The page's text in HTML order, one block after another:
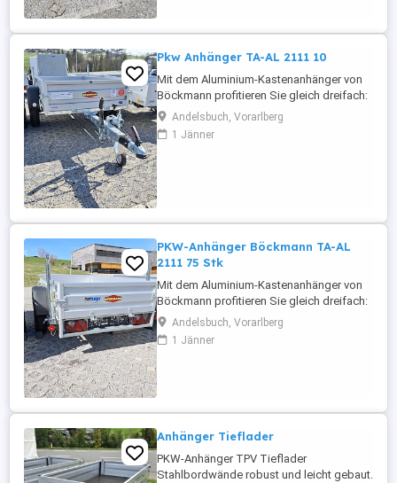
Pkw Anhänger TA-AL 2111 10
Mit dem Aluminium-Kastenanhänger von
Böckmann profitieren Sie gleich dreifach:
Erstens von den vielfältigen
Einsatzmöglichkeiten. Zweites von der
Böckmann Profi-Qualität. Und drittens von
Andelsbuch, Vorarlberg
1 Jänner
PKW-Anhänger Böckmann TA-AL
2111 75 Stk
Mit dem Aluminium-Kastenanhänger von
Böckmann profitieren Sie gleich dreifach:
erstens von den vielfältigen
Einsatzmöglichkeiten. Zweitens von der
Böckmann Profi-Qualität. Und drittens von
Andelsbuch, Vorarlberg
1 Jänner
Anhänger Tieflader
PKW-Anhänger TPV Tieflader
Stahlbordwände robust und leicht gebaut.